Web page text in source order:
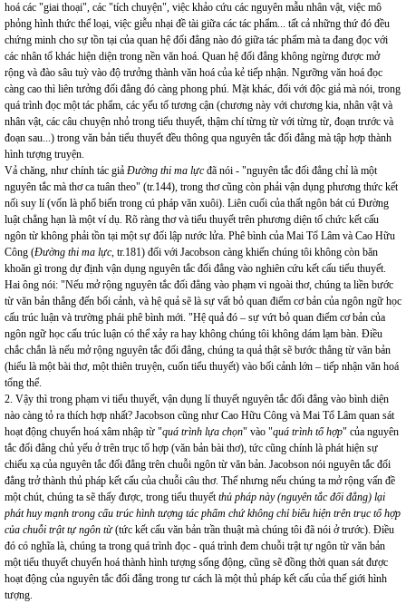
hoá các "giai thoại", các "tích chuyện", việc khảo cứu các nguyên mẫu nhân vật, việc mô
phỏng hình thức thể loại, việc giễu nhại đề tài giữa các tác phẩm... tất cả những thứ đó đều
chứng minh cho sự tồn tại của quan hệ đối đẳng nào đó giữa tác phẩm mà ta đang đọc với
các nhân tố khác hiện diện trong nền văn hoá. Quan hệ đối đẳng không ngừng được mở
rộng và đào sâu tuỳ vào độ trưởng thành văn hoá của kẻ tiếp nhận. Ngưỡng văn hoá đọc
càng cao thì liên tưởng đối đẳng đó càng phong phú. Mặt khác, đối với độc giả mà nói, trong
quá trình đọc một tác phẩm, các yếu tố tương cận (chương này với chương kia, nhân vật và
nhân vật, các câu chuyện nhỏ trong tiểu thuyết, thậm chí từng từ với từng từ, đoạn trước và
đoạn sau...) trong văn bản tiểu thuyết đều thông qua nguyên tắc đối đẳng mà tập hợp thành
hình tượng truyện.
Vả chăng, như chính tác giả Đường thi ma lực đã nói - "nguyên tắc đối đẳng chỉ là một
nguyên tắc mà thơ ca tuân theo" (tr.144), trong thơ cũng còn phải vận dụng phương thức kết
nối suy lí (vốn là phổ biến trong cú pháp văn xuôi). Liên cuối của thất ngôn bát cú Đường
luật chẳng hạn là một ví dụ. Rõ ràng thơ và tiểu thuyết trên phương diện tổ chức kết cấu
ngôn từ không phải tồn tại một sự đối lập nước lửa. Phê bình của Mai Tổ Lâm và Cao Hữu
Công (Đường thi ma lực, tr.181) đối với Jacobson càng khiến chúng tôi không còn băn
khoăn gì trong dự định vận dụng nguyên tắc đối đẳng vào nghiên cứu kết cấu tiểu thuyết.
Hai ông nói: "Nếu mở rộng nguyên tắc đối đẳng vào phạm vi ngoài thơ, chúng ta liền bước
từ văn bản thẳng đến bối cảnh, và hệ quả sẽ là sự vất bỏ quan điểm cơ bản của ngôn ngữ học
cấu trúc luận và trường phái phê bình mới. "Hệ quả đó – sự vứt bỏ quan điểm cơ bản của
ngôn ngữ học cấu trúc luận có thể xảy ra hay không chúng tôi không dám lạm bàn. Điều
chắc chắn là nếu mở rộng nguyên tắc đối đẳng, chúng ta quả thật sẽ bước thẳng từ văn bản
(hiểu là một bài thơ, một thiên truyện, cuốn tiểu thuyết) vào bối cảnh lớn – tiếp nhận văn hoá
tổng thể.
2. Vậy thì trong phạm vi tiểu thuyết, vận dụng lí thuyết nguyên tắc đối đẳng vào bình diện
nào càng tỏ ra thích hợp nhất? Jacobson cũng như Cao Hữu Công và Mai Tổ Lâm quan sát
hoạt động chuyển hoá xâm nhập từ "quá trình lựa chọn" vào "quá trình tổ hợp" của nguyên
tắc đối đẳng chủ yếu ở trên trục tổ hợp (văn bản bài thơ), tức cũng chính là phát hiện sự
chiếu xạ của nguyên tắc đối đẳng trên chuỗi ngôn từ văn bản. Jacobson nói nguyên tắc đối
đẳng trở thành thủ pháp kết cấu của chuỗi câu thơ. Thế nhưng nếu chúng ta mở rộng vấn đề
một chút, chúng ta sẽ thấy được, trong tiểu thuyếtthủ pháp này (nguyên tắc đối đẳng) lại
phát huy mạnh trong cấu trúc hình tượng tác phẩm chứ không chỉ biểu hiện trên trục tổ hợp
của chuỗi trật tự ngôn từ(tức kết cấu văn bản trần thuật mà chúng tôi đã nói ở trước). Điều
đó có nghĩa là, chúng ta trong quá trình đọc - quá trình đem chuỗi trật tự ngôn từ văn bản
một tiểu thuyết chuyển hoá thành hình tượng sống động, cũng sẽ đồng thời quan sát được
hoạt động của nguyên tắc đối đẳng trong tư cách là một thủ pháp kết cấu của thế giới hình
tượng.